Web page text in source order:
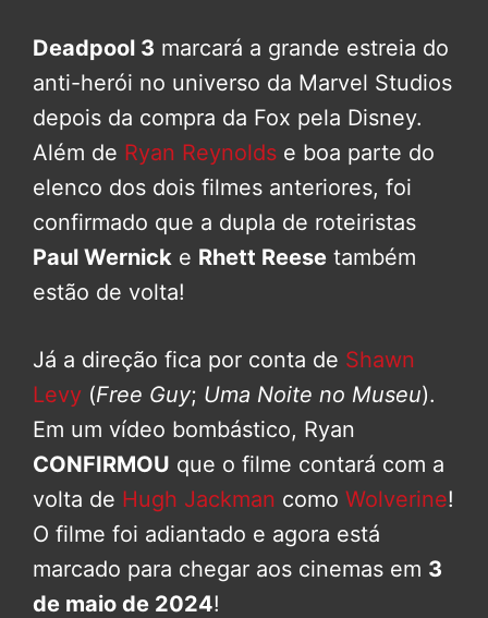
Deadpool 3 marcará a grande estreia do
anti-herói no universo da Marvel Studios
depois da compra da Fox pela Disney.
Além de Ryan Reynolds e boa parte do
elenco dos dois filmes anteriores, foi
confirmado que a dupla de roteiristas
Paul Wernick e Rhett Reese também
estão de volta!
Já a direção fica por conta de Shawn
Levy (Free Guy; Uma Noite no Museu).
Em um vídeo bombástico, Ryan
CONFIRMOU que o filme contará com a
volta de Hugh Jackman como Wolverine!
O filme foi adiantado e agora está
marcado para chegar aos cinemas em 3
de maio de 2024!